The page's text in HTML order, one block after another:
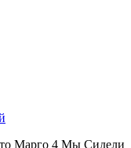
Марго 4 Мы Сидели